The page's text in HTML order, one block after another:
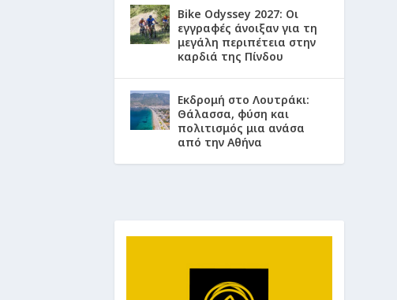
Bike Odyssey 2027: Οι
εγγραφές άνοιξαν για τη
μεγάλη περιπέτεια στην
καρδιά της Πίνδου
Εκδρομή στο Λουτράκι:
Θάλασσα, φύση και
πολιτισμός μια ανάσα
από την Αθήνα